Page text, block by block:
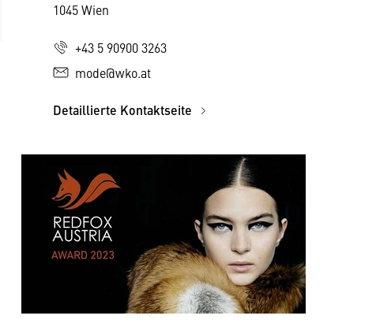
1045 Wien
+43 5 90900 3263
mode@wko.at
Detaillierte Kontaktseite